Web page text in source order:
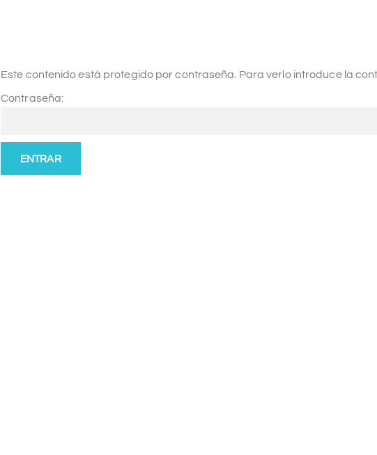
Este contenido está protegido por contraseña. Para verlo introduce la
Contraseña: